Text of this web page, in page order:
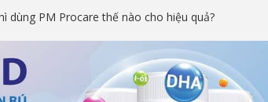
dùng PM Procare thế nào cho hiệu quả?